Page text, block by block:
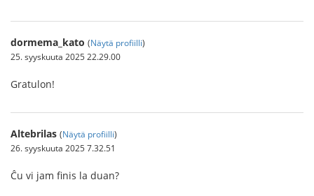
dormema_kato (Näytä profiilli)
25. syyskuuta 2025 22.29.00
Gratulon!
Altebrilas (Näytä profiilli)
26. syyskuuta 2025 7.32.51
Ĉu vi jam finis la duan?